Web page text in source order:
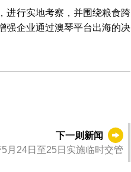
进行实地考察，并围绕粮食跨
强企业通过澳琴平台出海的决
下一则新闻
24日至25日实施临时交管